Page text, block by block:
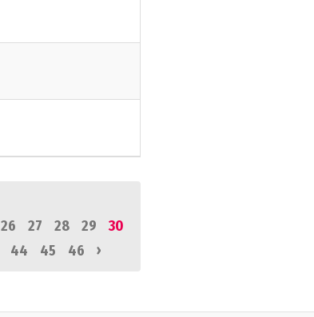
26 27 28 29
30
44 45 46 ›